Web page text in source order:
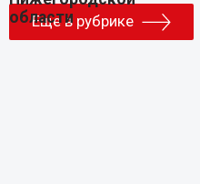
Еще в рубрике